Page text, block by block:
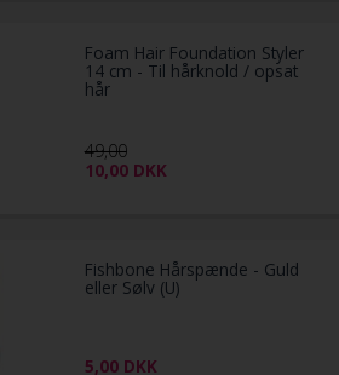
Foam Hair Foundation Styler
14 cm - Til hårknold / opsat
hår
49,00
10,00 DKK
Fishbone Hårspænde - Guld
eller Sølv (U)
5,00 DKK